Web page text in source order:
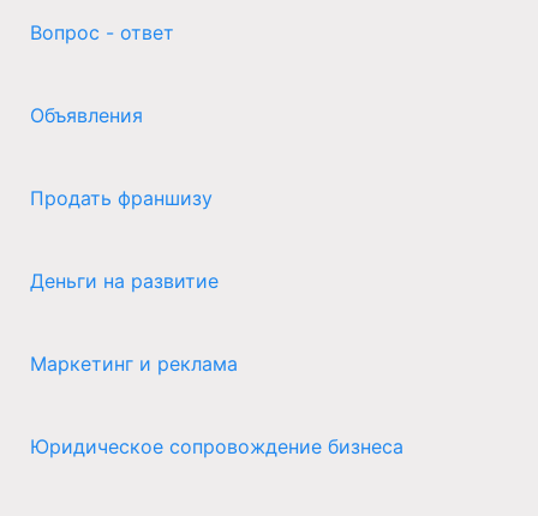
Вопрос - ответ
Объявления
Продать франшизу
Деньги на развитие
Маркетинг и реклама
Юридическое сопровождение бизнеса